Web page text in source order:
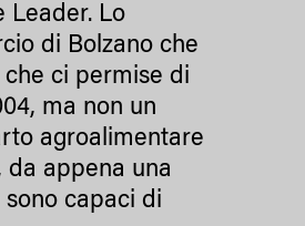
Leader. Lo
di Bolzano che
ci permise di
ma non un
agroalimentare
da appena una
capaci di